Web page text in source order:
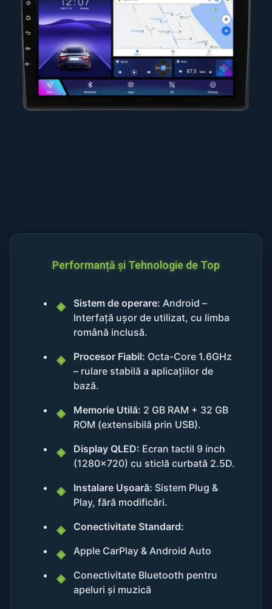
Performanță și Tehnologie de Top
Sistem de operare: Android –
Interfață ușor de utilizat, cu limba
română inclusă.
Procesor Fiabil: Octa-Core 1.6GHz
– rulare stabilă a aplicațiilor de
bază.
Memorie Utilă: 2 GB RAM + 32 GB
ROM (extensibilă prin USB).
Display QLED: Ecran tactil 9 inch
(1280x720) cu sticlă curbată 2.5D.
Instalare Ușoară: Sistem Plug &
Play, fără modificări.
Conectivitate Standard:
Apple CarPlay & Android Auto
Conectivitate Bluetooth pentru
apeluri și muzică